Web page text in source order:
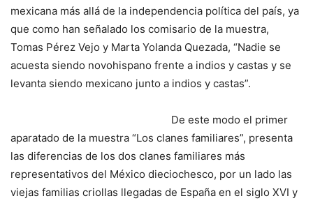
mexicana más allá de la independencia política del país, ya
que como han señalado los comisario de la muestra,
Tomas Pérez Vejo y Marta Yolanda Quezada, “Nadie se
acuesta siendo novohispano frente a indios y castas y se
levanta siendo mexicano junto a indios y castas”.
De este modo el primer
aparatado de la muestra “Los clanes familiares”, presenta
las diferencias de los dos clanes familiares más
representativos del México dieciochesco, por un lado las
viejas familias criollas llegadas de España en el siglo XVI y